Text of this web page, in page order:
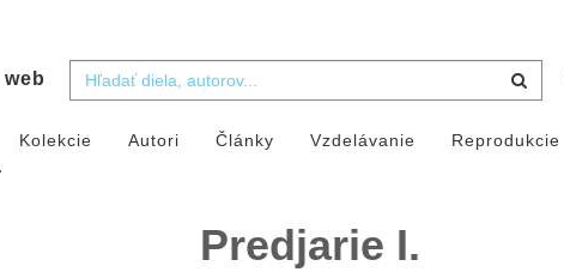
web
Kolekcie Autori Články Vzdelávanie Reprodukcie
Predjarie I.